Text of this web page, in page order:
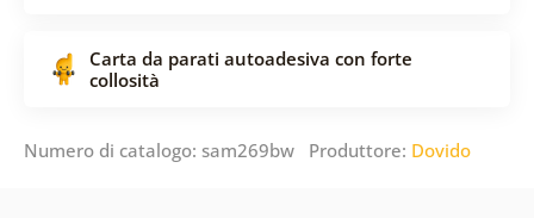
Carta da parati autoadesiva con forte
collosità
Numero di catalogo: sam269bw Produttore: Dovido